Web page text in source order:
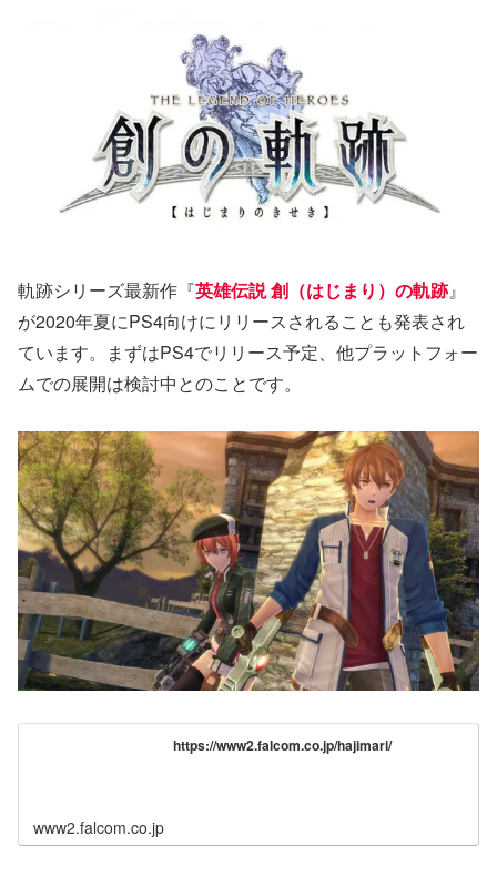
軌跡シリーズ最新作『英雄伝説 創（はじまり）の軌跡』
が2020年夏にPS4向けにリリースされることも発表され
ています。まずはPS4でリリース予定、他プラットフォー
ムでの展開は検討中とのことです。
https://www2.falcom.co.jp/hajimari/
www2.falcom.co.jp